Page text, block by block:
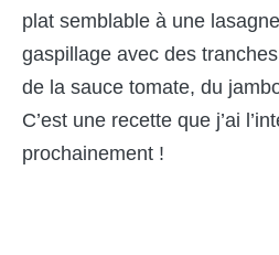
plat semblable à une
gaspillage avec des
de la sauce tomate, du
C’est une recette que j’ai
prochainement !